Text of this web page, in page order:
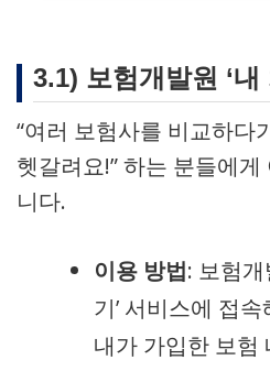
3.1) 보험개발원 ‘내
“여러 보험사를 비교하다
헷갈려요!” 하는 분들에
니다.
이용 방법: 보험개
기’ 서비스에 접
내가 가입한 보험